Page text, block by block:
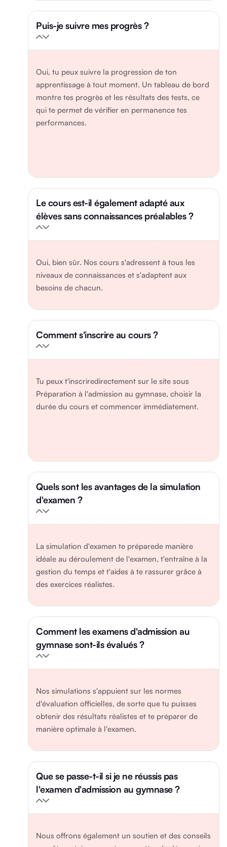
Puis-je suivre mes progrès ?
Oui, tu peux suivre la progression de ton
apprentissage à tout moment. Un tableau de bord
montre tes progrès et les résultats des tests, ce
qui te permet de vérifier en permanence tes
performances.
Le cours est-il également adapté aux
élèves sans connaissances préalables ?
Oui, bien sûr. Nos cours s'adressent à tous les
niveaux de connaissances et s'adaptent aux
besoins de chacun.
Comment s'inscrire au cours ?
Tu peux t'inscriredirectement sur le site sous
Préparation à l'admission au gymnase, choisir la
durée du cours et commencer immédiatement.
Quels sont les avantages de la simulation
d'examen ?
La simulation d'examen te préparede manière
idéale au déroulement de l'examen, t'entraîne à la
gestion du temps et t'aides à te rassurer grâce à
des exercices réalistes.
Comment les examens d'admission au
gymnase sont-ils évalués ?
Nos simulations s'appuient sur les normes
d'évaluation officielles, de sorte que tu puisses
obtenir des résultats réalistes et te préparer de
manière optimale à l'examen.
Que se passe-t-il si je ne réussis pas
l'examen d'admission au gymnase ?
Nous offrons également un soutien et des conseils